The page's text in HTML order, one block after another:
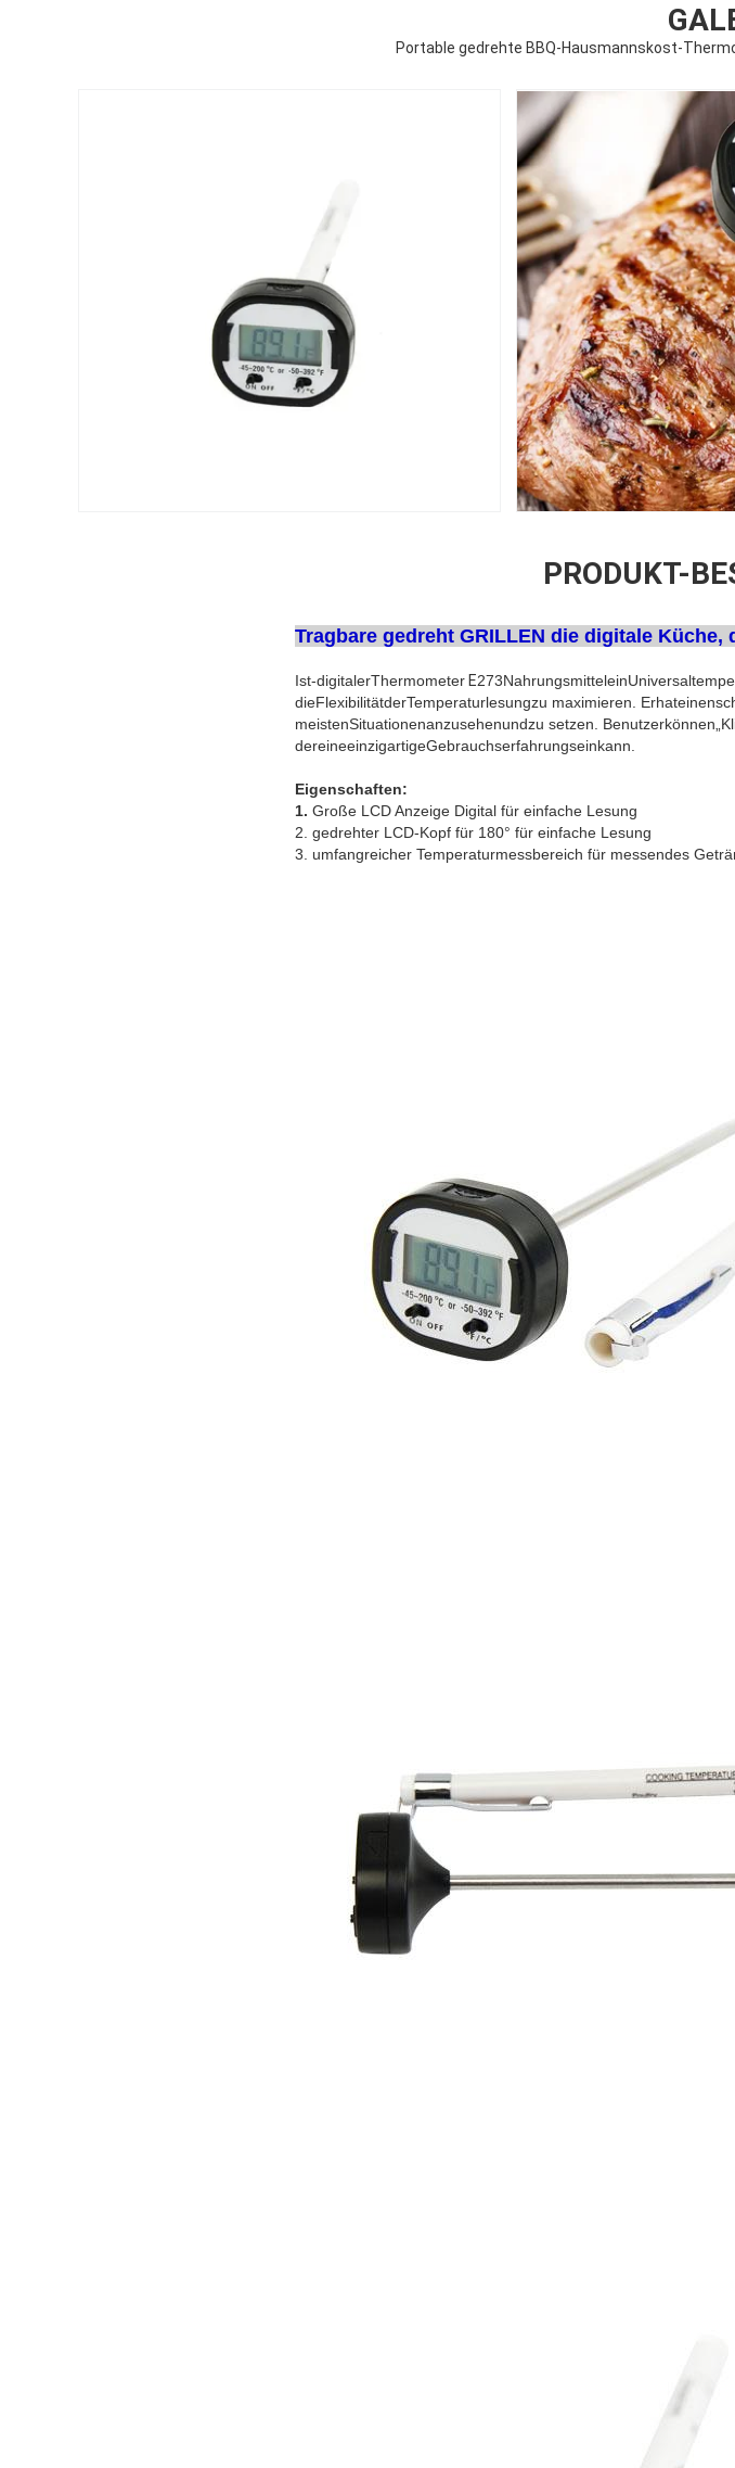
Portable gedrehte BBQ-Hausmannskost-
PRODUKT-
Tragbare gedreht GRILLEN die digitale
Ist-digitalerThermometer E
dieFlexibilitätderTemperaturlesungzu maximieren.
meistenSituationenanzusehenundzu setzen.
dereineeinzigartigeGebrauchserfahrungseinkann.
Eigenschaften:
1. Große LCD Anzeige Digital für einfache Lesung
2. gedrehter LCD-Kopf für 180° für einfache Lesung
3. umfangreicher Temperaturmessbereich für messendes